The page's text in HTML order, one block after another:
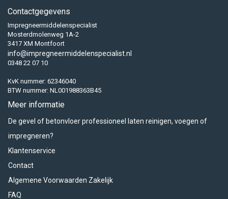
Contactgegevens
Impregneermiddelenspecialist
Mosterdmolenweg 1A-2
3417 XM Montfoort
info@impregneermiddelenspecialist.nl
0348 22 07 10
KvK nummer: 62346040
BTW nummer: NL001988363B45
Meer informatie
De gevel of betonvloer professioneel laten reinigen, voegen of
impregneren?
Klantenservice
Contact
Algemene Voorwaarden Zakelijk
FAQ